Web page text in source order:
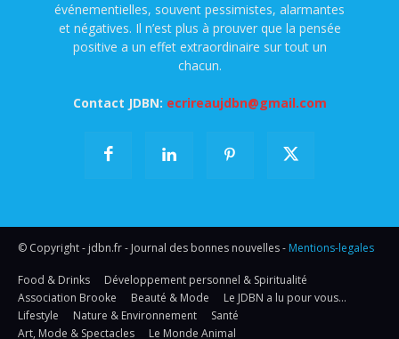
événementielles, souvent pessimistes, alarmantes
et négatives. Il n’est plus à prouver que la pensée
positive a un effet extraordinaire sur tout un
chacun.
Contact JDBN: ecrireaujdbn@gmail.com
© Copyright - jdbn.fr - Journal des bonnes nouvelles - Mentions-legales
Food & Drinks
Développement personnel & Spiritualité
Association Brooke
Beauté & Mode
Le JDBN a lu pour vous…
Lifestyle
Nature & Environnement
Santé
Art, Mode & Spectacles
Le Monde Animal